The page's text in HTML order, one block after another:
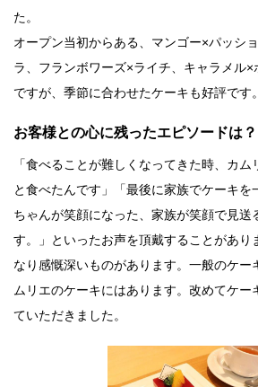
た。
オープン当初からある、マンゴー×パッシ
ラ、フランボワーズ×ライチ、キャラメル
ですが、季節に合わせたケーキも好評です。
お客様との心に残ったエピソードは？
「食べることが難しくなってきた時、カム
と食べたんです」「最後に家族でケーキを
ちゃんが笑顔になった、家族が笑顔で見送
す。」といったお声を頂戴することがあり
なり感慨深いものがあります。一般のケー
ムリエのケーキにはあります。改めてケー
ていただきました。